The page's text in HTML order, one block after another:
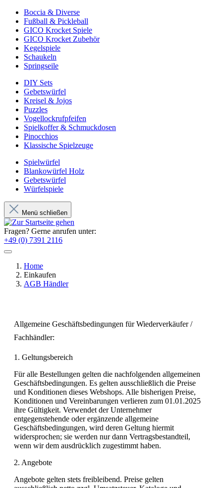
Boccia & Diverse
Fußball & Pickleball
GICO Krocket Spiele
GICO Krocket Zubehör
Kegelspiele
Schaukeln
Springseile
DIY Sets
Gebetswürfel
Kreisel & Jojos
Puzzles
Vogellockrufpfeifen
Spielkoffer & Schmuckdosen
Pinocchios
Klassische Spielzeuge
Spielwürfel
Blankowürfel Holz
Gebetswürfel
Würfelspiele
Menü schließen
Fragen? Gerne anrufen unter:
+49 (0) 7391 2116
Home
Einkaufen
AGB Händler
Allgemeine Geschäftsbedingungen für Wiederverkäufer /
Fachhändler:
1. Geltungsbereich
Für alle Bestellungen gelten die nachfolgenden allgemeinen
Geschäftsbedingungen. Es gelten ausschließlich die Preise
und Konditionen dieses Webshops. Alle bisherigen Preise,
Konditionen und Vereinbarungen verlieren zum 01.01.2025
ihre Gültigkeit. Verwendet der Unternehmer
entgegenstehende oder ergänzende allgemeine
Geschäftsbedingungen, wird deren Geltung hiermit
widersprochen; sie werden nur dann Vertragsbestandteil,
wenn wir dem ausdrücklich zugestimmt haben.
2. Angebote
Angebote gelten stets freibleibend. Preise gelten